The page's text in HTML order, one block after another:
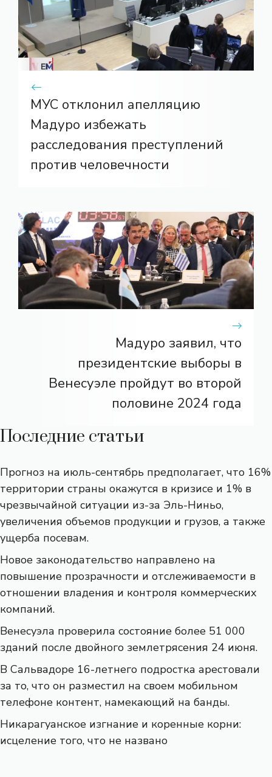
МУС отклонил апелляцию
Мадуро избежать
расследования преступлений
против человечности
Мадуро заявил, что
президентские выборы в
Венесуэле пройдут во второй
половине 2024 года
Последние статьи
Прогноз на июль-сентябрь предполагает, что 16%
территории страны окажутся в кризисе и 1% в
чрезвычайной ситуации из-за Эль-Ниньо,
увеличения объемов продукции и грузов, а также
ущерба посевам.
Новое законодательство направлено на
повышение прозрачности и отслеживаемости в
отношении владения и контроля коммерческих
компаний.
Венесуэла проверила состояние более 51 000
зданий после двойного землетрясения 24 июня.
В Сальвадоре 16-летнего подростка арестовали
за то, что он разместил на своем мобильном
телефоне контент, намекающий на банды.
Никарагуанское изгнание и коренные корни:
исцеление того, что не названо